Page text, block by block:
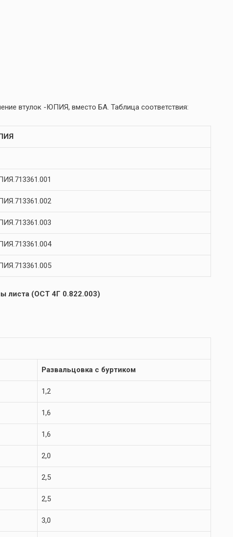
втулок -ЮПИЯ, вместо БА. Таблица соответствия:
листа (ОСТ 4Г 0.822.003)
Развальцовка с буртиком
1,2
1,6
1,6
2,0
2,5
2,5
3,0